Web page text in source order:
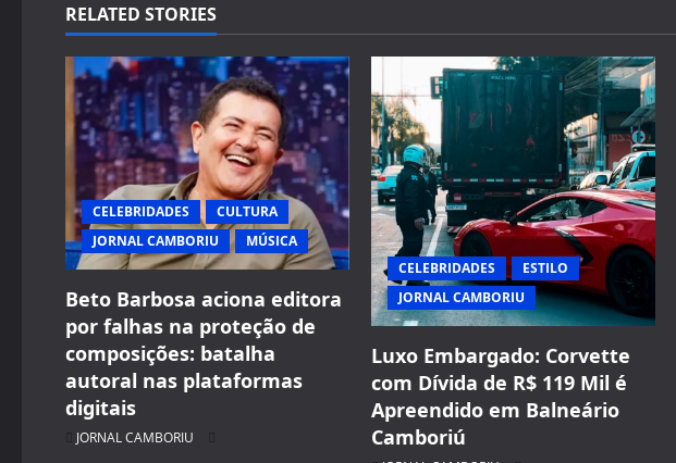
a
v
i
g
a
t
i
o
n
RELATED STORIES
CELEBRIDADES
CULTURA
JORNAL CAMBORIU
MÚSICA
Beto Barbosa aciona editora
por falhas na proteção de
composições: batalha
autoral nas plataformas
digitais
JORNAL CAMBORIU
CELEBRIDADES
ESTILO
JORNAL CAMBORIU
Luxo Embargado: Corvette
com Dívida de R$ 119 Mil é
Apreendido em Balneário
Camboriú